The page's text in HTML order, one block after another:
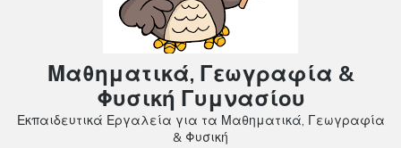
Μαθηματικά, Γεωγραφία &
Φυσική Γυμνασίου
Εκπαιδευτικά Εργαλεία για τα Μαθηματικά, Γεωγραφία
& Φυσική